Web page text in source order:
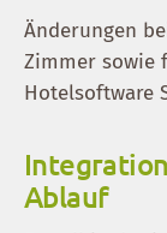
Änderungen
Zimmer sowie
Hotelsoftware
Ablauf